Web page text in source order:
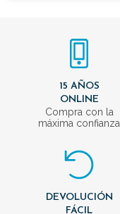
15 AÑOS
ONLINE
Compra con la
máxima confianza
DEVOLUCIÓN
FÁCIL